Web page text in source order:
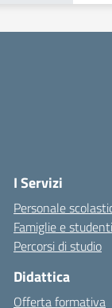
I Servizi
Personale
Famiglie e studenti
Percorsi di studio
Didattica
Offerta formativa